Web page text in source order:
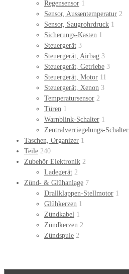
Regensensor 1
Sensor, Aussentemperatur 2
Sensor, Saugrohrdruck 1
Sicherungs-Kasten 1
Steuergerät 3
Steuergerät, Airbag 3
Steuergerät, Getriebe 3
Steuergerät, Motor 11
Steuergerät, Xenon 3
Temperatursensor 2
Türen 1
Warnblink-Schalter 1
Zentralverriegelungs-Schalter
Taschen, Organizer 1
Teile 240
Zubehör Elektronik 2
Ladegerät 2
Zünd- & Glühanlage 7
Drallklappen-Stellmotor 1
Glühkerzen 1
Zündkabel 1
Zündkerzen 2
Zündspule 2